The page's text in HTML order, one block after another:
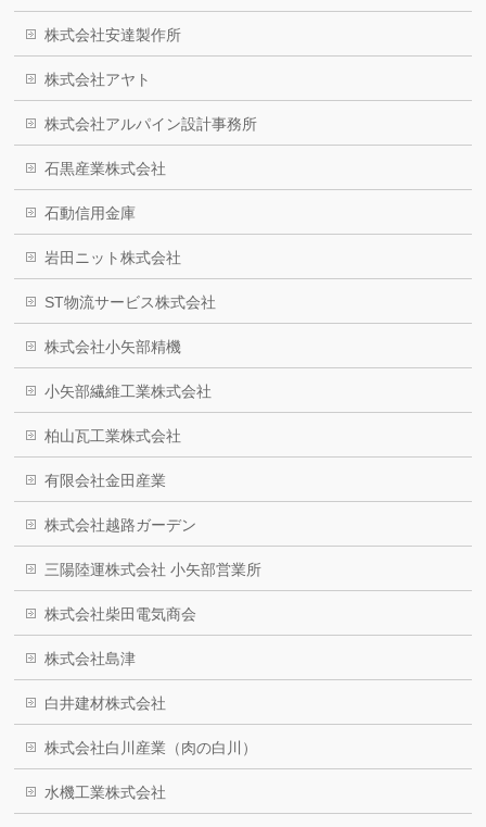
株式会社安達製作所
株式会社アヤト
株式会社アルパイン設計事務所
石黒産業株式会社
石動信用金庫
岩田ニット株式会社
ST物流サービス株式会社
株式会社小矢部精機
小矢部繊維工業株式会社
柏山瓦工業株式会社
有限会社金田産業
株式会社越路ガーデン
三陽陸運株式会社 小矢部営業所
株式会社柴田電気商会
株式会社島津
白井建材株式会社
株式会社白川産業（肉の白川）
水機工業株式会社